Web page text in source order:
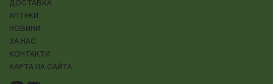
ДОСТАВКА
АПТЕКИ
НОВИНИ
ЗА НАС
КОНТАКТИ
КАРТА НА САЙТА